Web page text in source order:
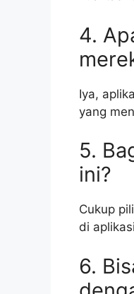
4.
Iya,
yang
5.
ini?
Cukup
di
6.